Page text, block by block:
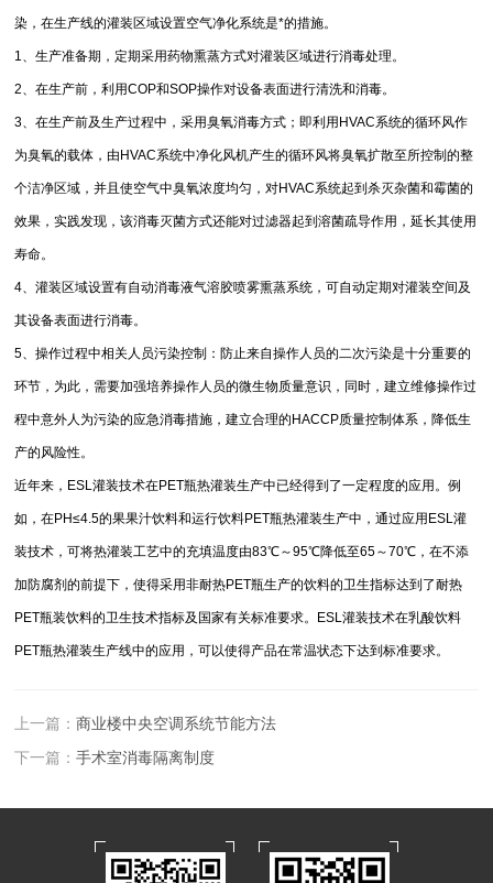
染 ，在生产线的灌装区域设置空气净化系统是*的措施。
1、生产准备期，定期采用药物熏蒸方式对灌装区域进行消毒处理。
2、在生产前，利用COP和SOP操作对设备表面进行清洗和消毒。
3、在生产前及生产过程中，采用臭氧消毒方式；即利用HVAC系统的循环风作
为臭氧的载体，由HVAC系统中净化风机产生的循环风将臭氧扩散至所控制的整
个洁净区域，并且使空气中臭氧浓度均匀，对HVAC系统起到杀灭杂菌和霉菌的
效果，实践发现，该消毒灭菌方式还能对过滤器起到溶菌疏导作用，延长其使用
寿命。
4、灌装区域设置有自动消毒液气溶胶喷雾熏蒸系统，可自动定期对灌装空间及
其设备表面进行消毒。
5、操作过程中相关人员污染控制：防止来自操作人员的二次污染是十分重要的
环节，为此，需要加强培养操作人员的微生物质量意识，同时，建立维修操作过
程中意外人为污染的应急消毒措施，建立合理的 HACCP质量控制体系 ，降低生
产的风险性。
近年来，ESL灌装技术在PET瓶热灌装生产中已经得到了一定程度的应用。例
如，在PH≤4.5的果果汁饮料和运行饮料PET瓶热灌装生产中，通过应用ESL灌
装技术，可将热灌装工艺中的充填温度由83℃～95℃降低至65～70℃，在不添
加防腐剂的前提下，使得采用非耐热PET瓶生产的饮料的卫生指标达到了耐热
PET瓶装饮料的卫生技术指标及国家有关标准要求。ESL灌装技术在乳酸饮料
PET瓶热灌装生产线中的应用，可以使得产品在常温状态下达到标准要求。
上一篇：商业楼中央空调系统节能方法
下一篇：手术室消毒隔离制度